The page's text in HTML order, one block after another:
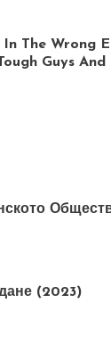
The Wrong
Guys And
(2023)